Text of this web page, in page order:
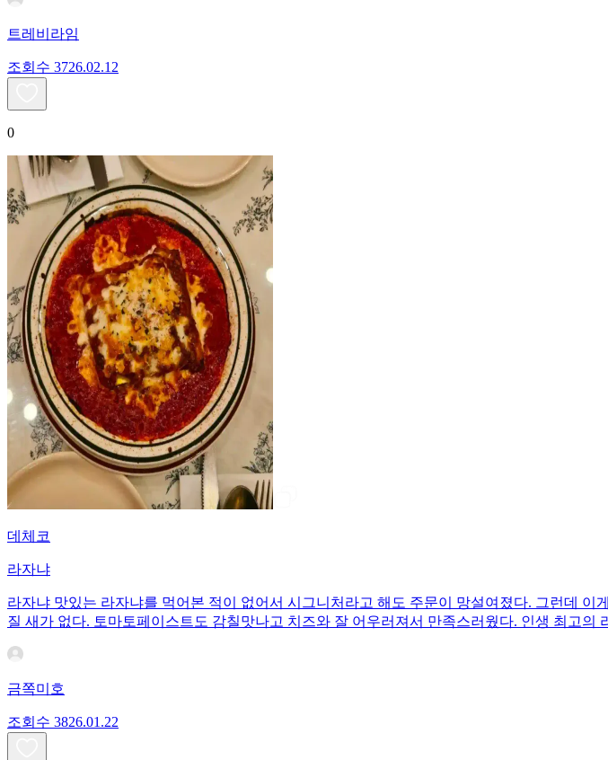
트레비라임
조회수 3726.02.12
0
데체코
라자냐
라자냐 맛있는 라자냐를 먹어본 적이 없어서 시그니처라고 해도 주문이 망설여졌다. 그런데
질 새가 없다. 토마토페이스트도 감칠맛나고 치즈와 잘 어우러져서 만족스러웠다. 인생 최고의
금쪽미호
조회수 3826.01.22